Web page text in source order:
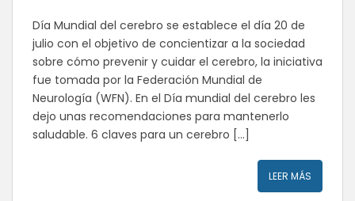
Día Mundial del cerebro se establece el día 20 de
julio con el objetivo de concientizar a la sociedad
sobre cómo prevenir y cuidar el cerebro, la iniciativa
fue tomada por la Federación Mundial de
Neurología (WFN). En el Día mundial del cerebro les
dejo unas recomendaciones para mantenerlo
saludable. 6 claves para un cerebro […]
LEER MÁS